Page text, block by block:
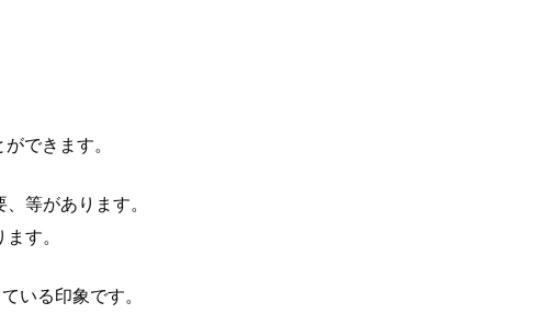
できます。
等があります。
す。
いる印象です。